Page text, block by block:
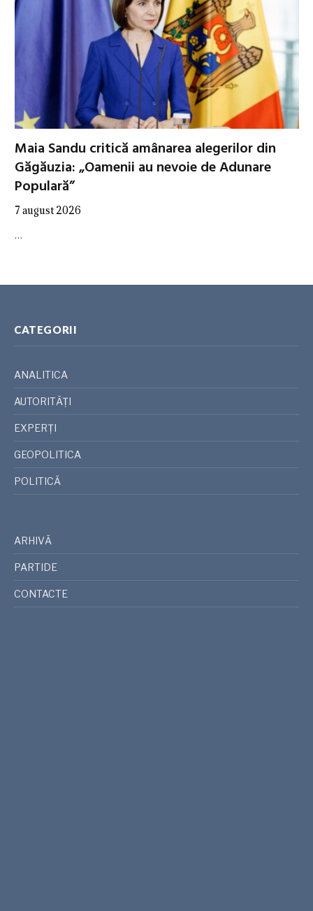
Maia Sandu critică amânarea alegerilor din
Găgăuzia: „Oamenii au nevoie de Adunare
Populară”
7 august 2026
…
CATEGORII
ANALITICA
AUTORITĂȚI
EXPERȚI
GEOPOLITICA
POLITICĂ
ARHIVĂ
PARTIDE
CONTACTE